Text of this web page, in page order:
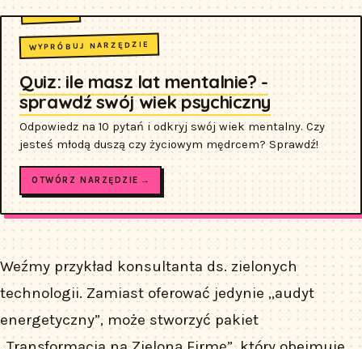
WYPRÓBUJ NARZĘDZIE
Quiz: ile masz lat mentalnie? -
sprawdź swój wiek psychiczny
Odpowiedz na 10 pytań i odkryj swój wiek mentalny. Czy
jesteś młodą duszą czy życiowym mędrcem? Sprawdź!
OTWÓRZ NARZĘDZIE →
Weźmy przykład konsultanta ds. zielonych
technologii. Zamiast oferować jedynie „audyt
energetyczny”, może stworzyć pakiet